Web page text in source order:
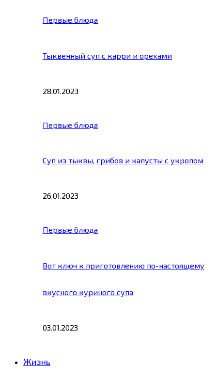
Первые блюда
Тыквенный суп с карри и орехами
28.01.2023
Первые блюда
Суп из тыквы, грибов и капусты с укропом
26.01.2023
Первые блюда
Вот ключ к приготовлению по-настоящему
вкусного куриного супа
03.01.2023
Жизнь